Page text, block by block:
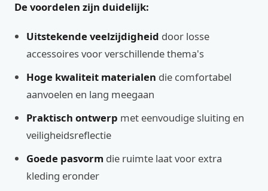
De voordelen zijn duidelijk:
Uitstekende veelzijdigheid door losse
accessoires voor verschillende thema's
Hoge kwaliteit materialen die comfortabel
aanvoelen en lang meegaan
Praktisch ontwerp met eenvoudige sluiting en
veiligheidsreflectie
Goede pasvorm die ruimte laat voor extra
kleding eronder